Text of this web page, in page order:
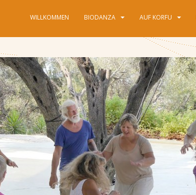
WILLKOMMEN BIODANZA AUF KORFU